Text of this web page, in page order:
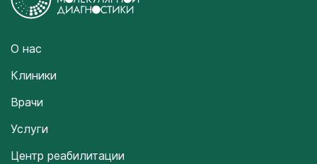
О нас
Клиники
Врачи
Услуги
Центр реабилитации